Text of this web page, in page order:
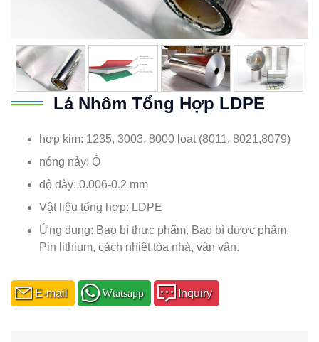
Lá Nhôm Tổng Hợp LDPE
hợp kim: 1235, 3003, 8000 loạt (8011, 8021,8079)
nóng nảy: Ô
độ dày: 0.006-0.2 mm
Vật liệu tổng hợp: LDPE
Ứng dụng: Bao bì thực phẩm, Bao bì dược phẩm,
Pin lithium, cách nhiệt tòa nhà, vân vân.
E-mail Wtatsapp Inquiry